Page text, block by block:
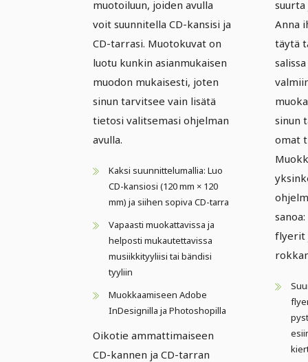
muotoiluun, joiden avulla
voit suunnitella CD-kansisi ja
CD-tarrasi. Muotokuvat on
luotu kunkin asianmukaisen
muodon mukaisesti, joten
sinun tarvitsee vain lisätä
tietosi valitsemasi ohjelman
avulla.
Kaksi suunnittelumallia: Luo
CD-kansiosi (120 mm × 120
mm) ja siihen sopiva CD-tarra
Vapaasti muokattavissa ja
helposti mukautettavissa
musiikkityyliisi tai bändisi
tyyliin
Muokkaamiseen Adobe
InDesignilla ja Photoshopilla
Oikotie ammattimaiseen
CD-kannen ja CD-tarran
suurta
Anna
täytä
sinun
omat
flyerit